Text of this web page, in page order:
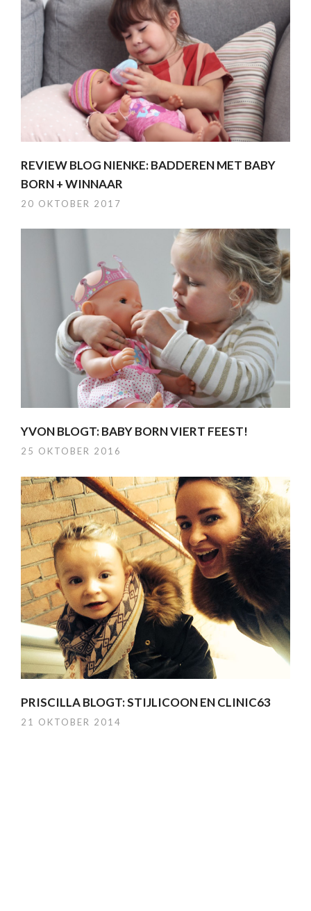
REVIEW BLOG NIENKE: BADDEREN MET BABY
BORN + WINNAAR
20 OKTOBER 2017
YVON BLOGT: BABY BORN VIERT FEEST!
25 OKTOBER 2016
PRISCILLA BLOGT: STIJLICOON EN CLINIC63
21 OKTOBER 2014